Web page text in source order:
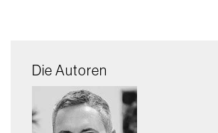
Die Autoren